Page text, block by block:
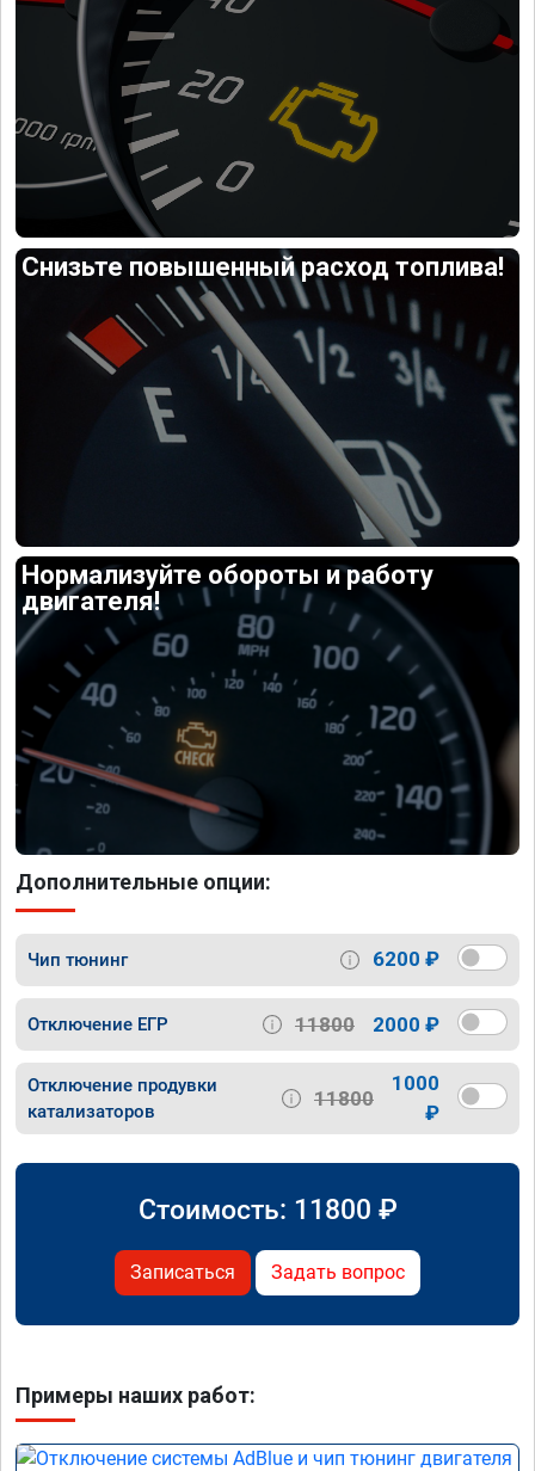
Снизьте повышенный расход топлива!
Нормализуйте обороты и работу
двигателя!
Дополнительные опции:
Чип тюнинг 6200 ₽
Отключение ЕГР 11800 2000 ₽
Отключение продувки
катализаторов
11800
1000
₽
Стоимость: 11800 ₽
Записаться Задать вопрос
Примеры наших работ: